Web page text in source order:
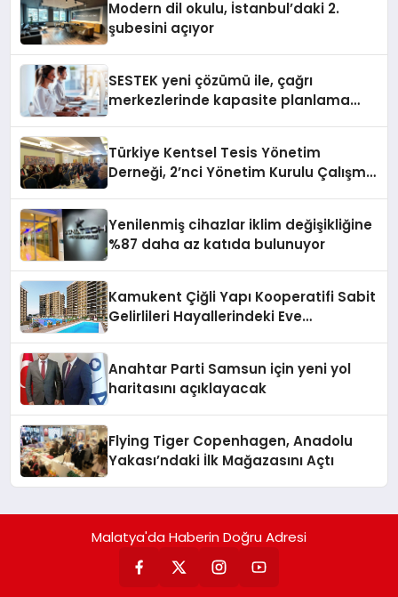
Modern dil okulu, İstanbul’daki 2.
şubesini açıyor
SESTEK yeni çözümü ile, çağrı
merkezlerinde kapasite planlama
Türkiye Kentsel Tesis Yönetim
Derneği, 2’nci Yönetim Kurulu Çalışma
Yenilenmiş cihazlar iklim değişikliğine
%87 daha az katıda bulunuyor
Kamukent Çiğli Yapı Kooperatifi Sabit
Gelirlileri Hayallerindeki Eve
Anahtar Parti Samsun için yeni yol
haritasını açıklayacak
Flying Tiger Copenhagen, Anadolu
Yakası’ndaki İlk Mağazasını Açtı
Malatya'da Haberin Doğru Adresi